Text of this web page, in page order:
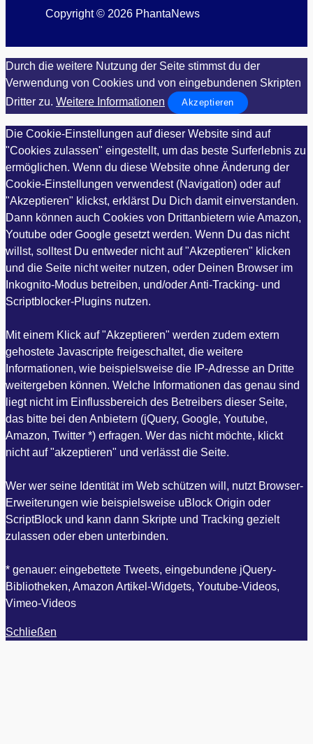
Copyright © 2026 PhantaNews
Durch die weitere Nutzung der Seite stimmst du der
Verwendung von Cookies und von eingebundenen Skripten
Dritter zu. Weitere Informationen Akzeptieren
Die Cookie-Einstellungen auf dieser Website sind auf
"Cookies zulassen" eingestellt, um das beste Surferlebnis zu
ermöglichen. Wenn du diese Website ohne Änderung der
Cookie-Einstellungen verwendest (Navigation) oder auf
"Akzeptieren" klickst, erklärst Du Dich damit einverstanden.
Dann können auch Cookies von Drittanbietern wie Amazon,
Youtube oder Google gesetzt werden. Wenn Du das nicht
willst, solltest Du entweder nicht auf "Akzeptieren" klicken
und die Seite nicht weiter nutzen, oder Deinen Browser im
Inkognito-Modus betreiben, und/oder Anti-Tracking- und
Scriptblocker-Plugins nutzen.
Mit einem Klick auf "Akzeptieren" werden zudem extern
gehostete Javascripte freigeschaltet, die weitere
Informationen, wie beispielsweise die IP-Adresse an Dritte
weitergeben können. Welche Informationen das genau sind
liegt nicht im Einflussbereich des Betreibers dieser Seite,
das bitte bei den Anbietern (jQuery, Google, Youtube,
Amazon, Twitter *) erfragen. Wer das nicht möchte, klickt
nicht auf "akzeptieren" und verlässt die Seite.
Wer wer seine Identität im Web schützen will, nutzt Browser-
Erweiterungen wie beispielsweise uBlock Origin oder
ScriptBlock und kann dann Skripte und Tracking gezielt
zulassen oder eben unterbinden.
* genauer: eingebettete Tweets, eingebundene jQuery-
Bibliotheken, Amazon Artikel-Widgets, Youtube-Videos,
Vimeo-Videos
Schließen